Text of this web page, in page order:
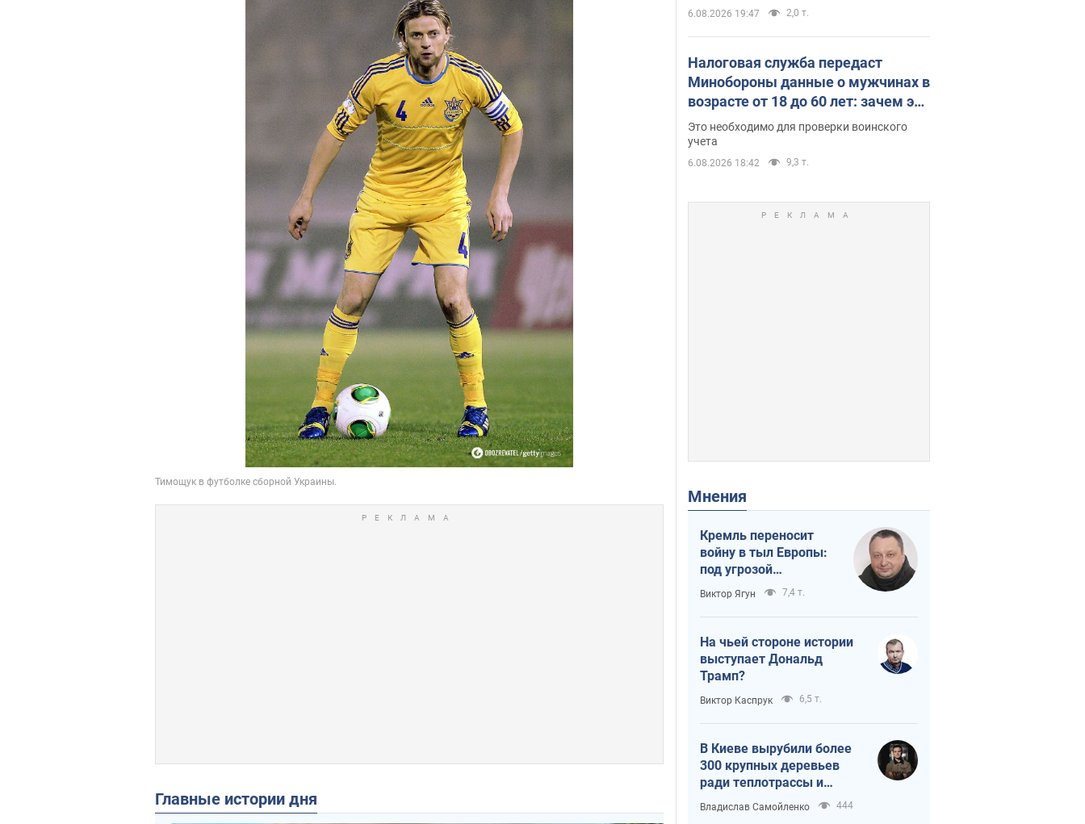
Главные истории дня
6.08.2026 19:47 2,0 т.
Налоговая служба передаст
Минобороны данные о мужчинах в
возрасте от 18 до 60 лет: зачем это
нужно
Это необходимо для проверки воинского
учета
6.08.2026 18:42 9,3 т.
Мнения
Кремль переносит
войну в тыл Европы:
под угрозой
критическая
логистика
Виктор Ягун 7,4 т.
На чьей стороне истории
выступает Дональд
Трамп?
Виктор Каспрук 6,5 т.
В Киеве вырубили более
300 крупных деревьев
ради теплотрассы и
вопреки Генплану
Владислав Самойленко 444